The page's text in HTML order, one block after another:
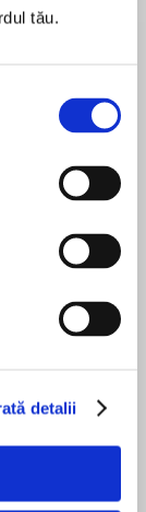
tău.
detalii
souls
fateful